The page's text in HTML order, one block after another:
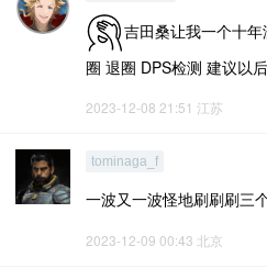
吉田桑让我一个十
圈 退圈 DPS检测 建议以
2023-12-08 21:51 江苏
tominaga_f
一波又一波怪地刷刷刷三
2023-12-09 00:43 北京